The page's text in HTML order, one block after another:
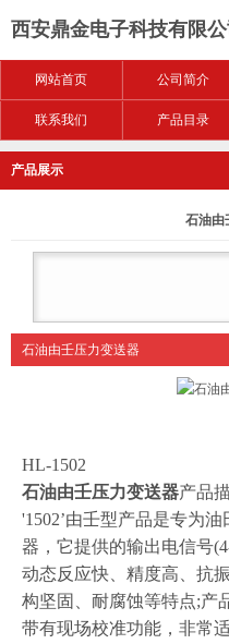
西安鼎金电子科技有限公
网站首页 公司简介
联系我们 产品目录
产品展示
石油由
石油由壬压力变送器
HL-1502
石油由壬压力变送器产品
'1502’由壬型产品是专为
器，它提供的输出电信号
动态反应快、精度高、抗
构坚固、耐腐蚀等特点;产
带有现场校准功能，非常